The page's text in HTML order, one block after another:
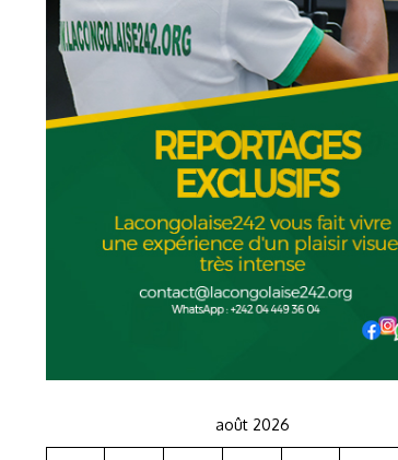
août 2026